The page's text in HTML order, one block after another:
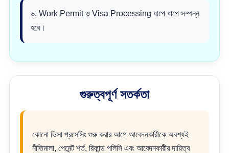
৬. Work Permit ও Visa Processing ধাপে ধাপে সম্পন্ন
হবে।
গুরুত্বপূর্ণ সতর্কতা
কোনো ভিসা প্রসেসিং শুরু করার আগে আবেদনকারীকে অবশ্যই
নীতিমালা, পেমেন্ট শর্ত, রিফান্ড পলিসি এবং আবেদনকারীর দায়িত্ব